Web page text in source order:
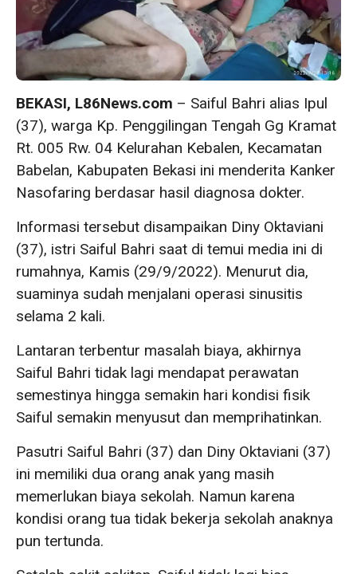
BEKASI, L86News.com – Saiful Bahri alias Ipul
(37), warga Kp. Penggilingan Tengah Gg Kramat
Rt. 005 Rw. 04 Kelurahan Kebalen, Kecamatan
Babelan, Kabupaten Bekasi ini menderita Kanker
Nasofaring berdasar hasil diagnosa dokter.
Informasi tersebut disampaikan Diny Oktaviani
(37), istri Saiful Bahri saat di temui media ini di
rumahnya, Kamis (29/9/2022). Menurut dia,
suaminya sudah menjalani operasi sinusitis
selama 2 kali.
Lantaran terbentur masalah biaya, akhirnya
Saiful Bahri tidak lagi mendapat perawatan
semestinya hingga semakin hari kondisi fisik
Saiful semakin menyusut dan memprihatinkan.
Pasutri Saiful Bahri (37) dan Diny Oktaviani (37)
ini memiliki dua orang anak yang masih
memerlukan biaya sekolah. Namun karena
kondisi orang tua tidak bekerja sekolah anaknya
pun tertunda.